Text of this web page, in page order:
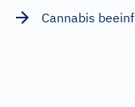
Cannabis